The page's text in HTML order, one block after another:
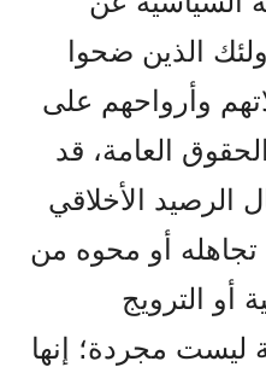
الذين ضحوا
وأرواحهم على
العامة، قد
الرصيد الأخلاقي
تجاهله أو محوه من
أو الترويج
ليست مجردة؛ إنها